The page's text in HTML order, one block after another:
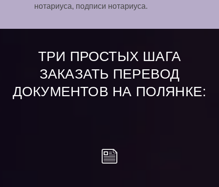
нотариуса, подписи нотариуса.
ТРИ ПРОСТЫХ ШАГА
ЗАКАЗАТЬ ПЕРЕВОД
ДОКУМЕНТОВ НА ПОЛЯНКЕ: